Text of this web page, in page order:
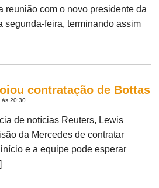
reunião com o novo presidente da
segunda-feira, terminando assim
contratação de Bottas
às 20:30
de notícias Reuters, Lewis
da Mercedes de contratar
e a equipe pode esperar